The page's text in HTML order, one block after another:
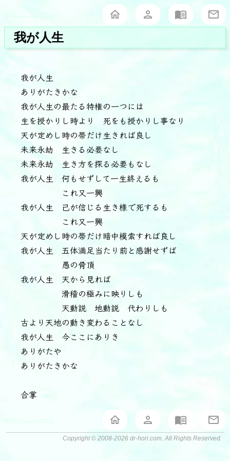
我が人生
我が人生
ありがたきかな
我が人生の最たる特権の一つには
生を授かりし時より 死をも授かりし事なり
天が定めし時の帯だけ生きれば良し
未来永劫 生きる必要なし
未来永劫 生き方を探る必要もなし
我が人生 何もせずして一生終えるも
これ又一興
我が人生 己が信じる生き様で死するも
これ又一興
天が定めし時の帯だけ暗中模索すれば良し
我が人生 五体満足当たり前と感謝せずば
愚の骨頂
我が人生 天から見れば
滑稽の極みに映りしも
天動説 地動説 代わりしも
古より天地の動き変わることなし
我が人生 今ここにありき
ありがたや
ありがたきかな
合掌
Copyright © 2008-2026 dr-hori.com. All Rights Reserved.